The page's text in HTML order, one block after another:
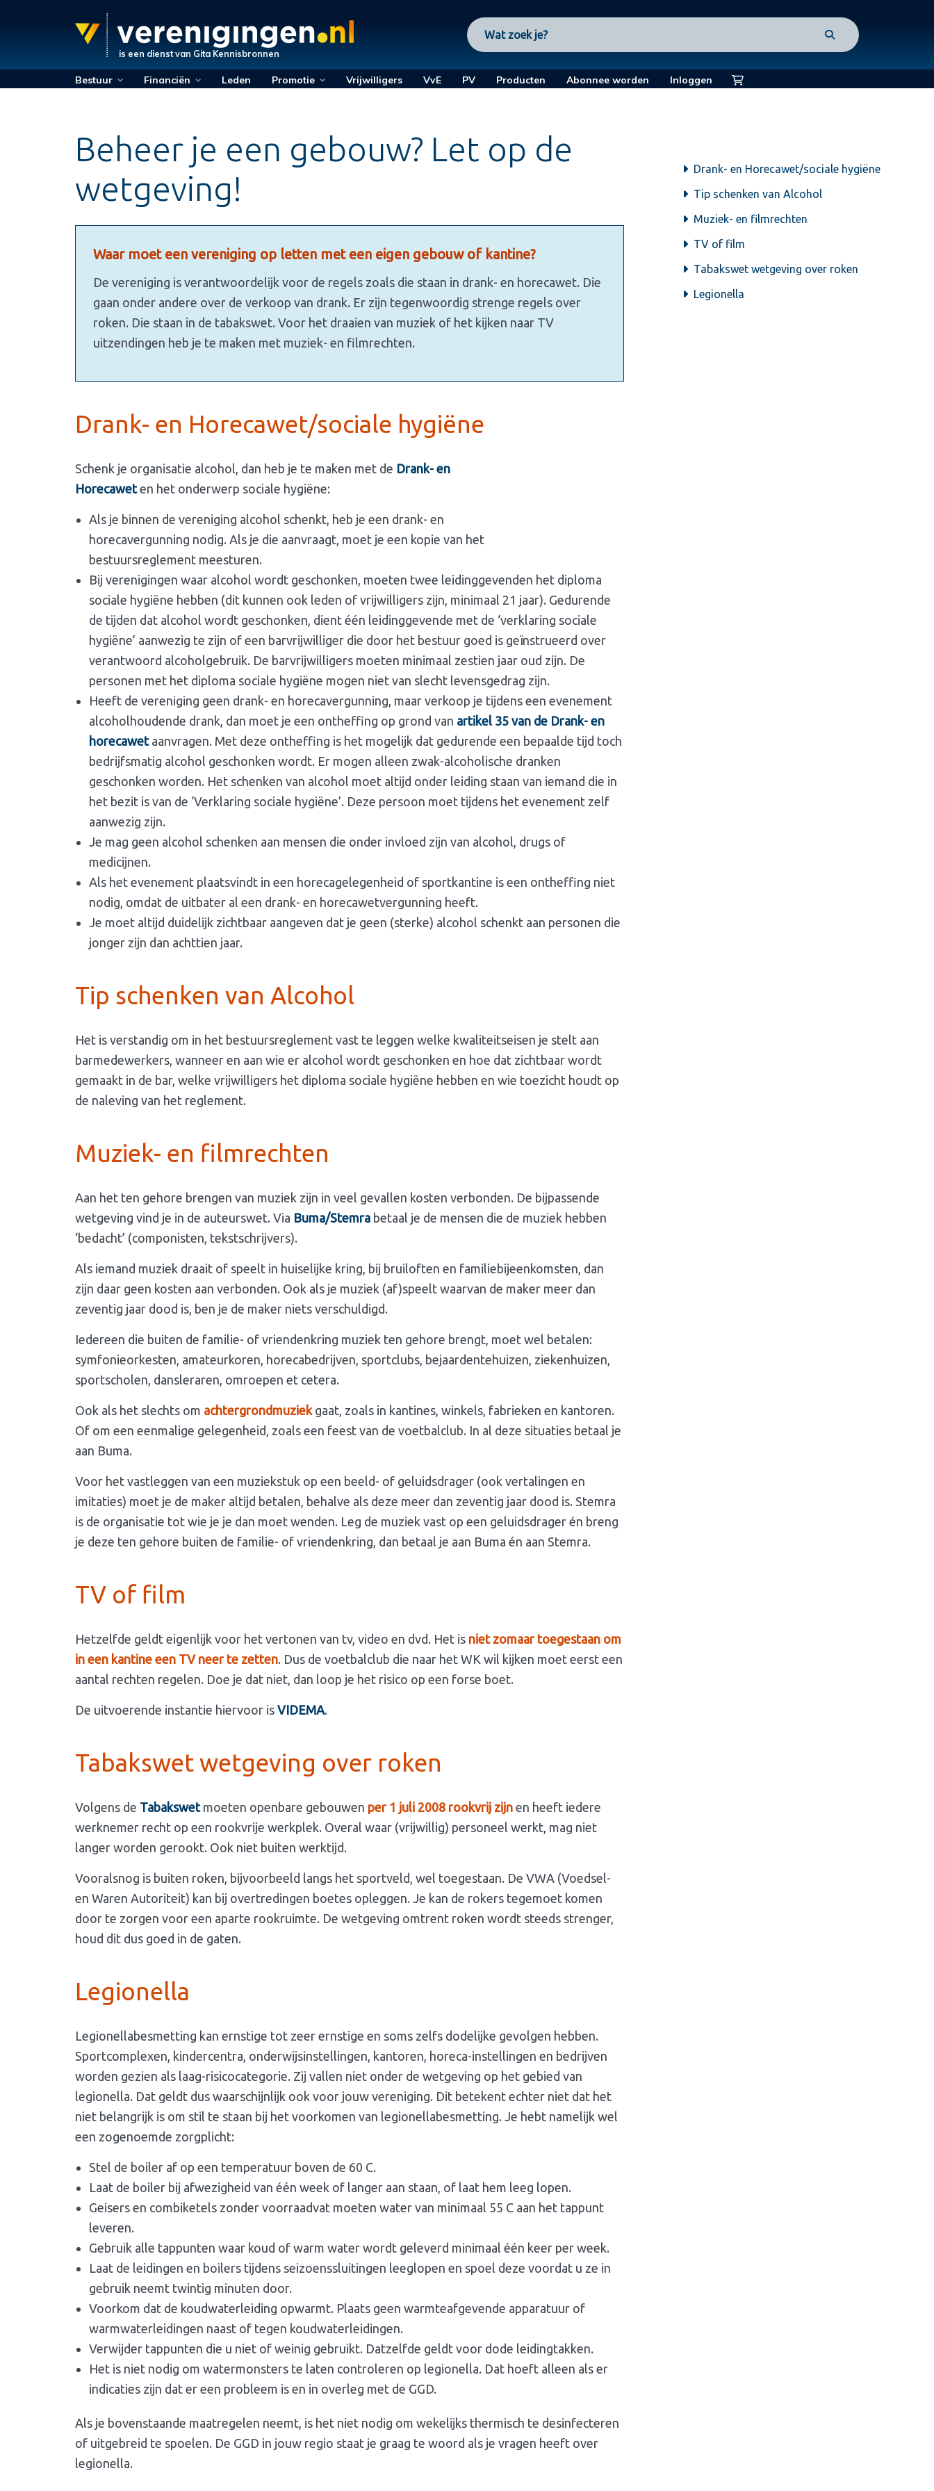
is een dienst van Gita Kennisbronnen
Bestuur Financiën Leden Promotie Vrijwilligers VvE PV Producten Abonnee worden Inloggen
Beheer je een gebouw? Let op de
wetgeving!
Waar moet een vereniging op letten met een eigen gebouw of kantine?
De vereniging is verantwoordelijk voor de regels zoals die staan in drank- en horecawet. Die
gaan onder andere over de verkoop van drank. Er zijn tegenwoordig strenge regels over
roken. Die staan in de tabakswet. Voor het draaien van muziek of het kijken naar TV
uitzendingen heb je te maken met muziek- en filmrechten.
Drank- en Horecawet/sociale hygiëne
Tip schenken van Alcohol
Muziek- en filmrechten
TV of film
Tabakswet wetgeving over roken
Legionella
Drank- en Horecawet/sociale hygiëne
Schenk je organisatie alcohol, dan heb je te maken met de Drank- en
Horecaweten het onderwerp sociale hygiëne:
Als je binnen de vereniging alcohol schenkt, heb je een drank- en
horecavergunning nodig. Als je die aanvraagt, moet je een kopie van het
bestuursreglement meesturen.
Bij verenigingen waar alcohol wordt geschonken, moeten twee leidinggevenden het diploma
sociale hygiëne hebben (dit kunnen ook leden of vrijwilligers zijn, minimaal 21 jaar). Gedurende
de tijden dat alcohol wordt geschonken, dient één leidinggevende met de ‘verklaring sociale
hygiëne’ aanwezig te zijn of een barvrijwilliger die door het bestuur goed is geïnstrueerd over
verantwoord alcoholgebruik. De barvrijwilligers moeten minimaal zestien jaar oud zijn. De
personen met het diploma sociale hygiëne mogen niet van slecht levensgedrag zijn.
Heeft de vereniging geen drank- en horecavergunning, maar verkoop je tijdens een evenement
alcoholhoudende drank, dan moet je een ontheffing op grond van artikel 35 van de Drank- en
horecawetaanvragen. Met deze ontheffing is het mogelijk dat gedurende een bepaalde tijd toch
bedrijfsmatig alcohol geschonken wordt. Er mogen alleen zwak-alcoholische dranken
geschonken worden. Het schenken van alcohol moet altijd onder leiding staan van iemand die in
het bezit is van de ‘Verklaring sociale hygiëne’. Deze persoon moet tijdens het evenement zelf
aanwezig zijn.
Je mag geen alcohol schenken aan mensen die onder invloed zijn van alcohol, drugs of
medicijnen.
Als het evenement plaatsvindt in een horecagelegenheid of sportkantine is een ontheffing niet
nodig, omdat de uitbater al een drank- en horecawetvergunning heeft.
Je moet altijd duidelijk zichtbaar aangeven dat je geen (sterke) alcohol schenkt aan personen die
jonger zijn dan achttien jaar.
Tip schenken van Alcohol
Het is verstandig om in het bestuursreglement vast te leggen welke kwaliteitseisen je stelt aan
barmedewerkers, wanneer en aan wie er alcohol wordt geschonken en hoe dat zichtbaar wordt
gemaakt in de bar, welke vrijwilligers het diploma sociale hygiëne hebben en wie toezicht houdt op
de naleving van het reglement.
Muziek- en filmrechten
Aan het ten gehore brengen van muziek zijn in veel gevallen kosten verbonden. De bijpassende
wetgeving vind je in de auteurswet. Via Buma/Stemra betaal je de mensen die de muziek hebben
‘bedacht’ (componisten, tekstschrijvers).
Als iemand muziek draait of speelt in huiselijke kring, bij bruiloften en familiebijeenkomsten, dan
zijn daar geen kosten aan verbonden. Ook als je muziek (af)speelt waarvan de maker meer dan
zeventig jaar dood is, ben je de maker niets verschuldigd.
Iedereen die buiten de familie- of vriendenkring muziek ten gehore brengt, moet wel betalen:
symfonieorkesten, amateurkoren, horecabedrijven, sportclubs, bejaardentehuizen, ziekenhuizen,
sportscholen, dansleraren, omroepen et cetera.
Ook als het slechts om achtergrondmuziekgaat, zoals in kantines, winkels, fabrieken en kantoren.
Of om een eenmalige gelegenheid, zoals een feest van de voetbalclub. In al deze situaties betaal je
aan Buma.
Voor het vastleggen van een muziekstuk op een beeld- of geluidsdrager (ook vertalingen en
imitaties) moet je de maker altijd betalen, behalve als deze meer dan zeventig jaar dood is. Stemra
is de organisatie tot wie je je dan moet wenden. Leg de muziek vast op een geluidsdrager én breng
je deze ten gehore buiten de familie- of vriendenkring, dan betaal je aan Buma én aan Stemra.
TV of film
Hetzelfde geldt eigenlijk voor het vertonen van tv, video en dvd. Het is niet zomaar toegestaan om
in een kantine een TV neer te zetten. Dus de voetbalclub die naar het WK wil kijken moet eerst een
aantal rechten regelen. Doe je dat niet, dan loop je het risico op een forse boet.
De uitvoerende instantie hiervoor is VIDEMA.
Tabakswet wetgeving over roken
Volgens de Tabakswetmoeten openbare gebouwen per 1 juli 2008 rookvrij zijn en heeft iedere
werknemer recht op een rookvrije werkplek. Overal waar (vrijwillig) personeel werkt, mag niet
langer worden gerookt. Ook niet buiten werktijd.
Vooralsnog is buiten roken, bijvoorbeeld langs het sportveld, wel toegestaan. De VWA (Voedsel-
en Waren Autoriteit) kan bij overtredingen boetes opleggen. Je kan de rokers tegemoet komen
door te zorgen voor een aparte rookruimte. De wetgeving omtrent roken wordt steeds strenger,
houd dit dus goed in de gaten.
Legionella
Legionellabesmetting kan ernstige tot zeer ernstige en soms zelfs dodelijke gevolgen hebben.
Sportcomplexen, kindercentra, onderwijsinstellingen, kantoren, horeca-instellingen en bedrijven
worden gezien als laag-risicocategorie. Zij vallen niet onder de wetgeving op het gebied van
legionella. Dat geldt dus waarschijnlijk ook voor jouw vereniging. Dit betekent echter niet dat het
niet belangrijk is om stil te staan bij het voorkomen van legionellabesmetting. Je hebt namelijk wel
een zogenoemde zorgplicht:
Stel de boiler af op een temperatuur boven de 60 C.
Laat de boiler bij afwezigheid van één week of langer aan staan, of laat hem leeg lopen.
Geisers en combiketels zonder voorraadvat moeten water van minimaal 55 C aan het tappunt
leveren.
Gebruik alle tappunten waar koud of warm water wordt geleverd minimaal één keer per week.
Laat de leidingen en boilers tijdens seizoenssluitingen leeglopen en spoel deze voordat u ze in
gebruik neemt twintig minuten door.
Voorkom dat de koudwaterleiding opwarmt. Plaats geen warmteafgevende apparatuur of
warmwaterleidingen naast of tegen koudwaterleidingen.
Verwijder tappunten die u niet of weinig gebruikt. Datzelfde geldt voor dode leidingtakken.
Het is niet nodig om watermonsters te laten controleren op legionella. Dat hoeft alleen als er
indicaties zijn dat er een probleem is en in overleg met de GGD.
Als je bovenstaande maatregelen neemt, is het niet nodig om wekelijks thermisch te desinfecteren
of uitgebreid te spoelen. De GGD in jouw regio staat je graag te woord als je vragen heeft over
legionella.